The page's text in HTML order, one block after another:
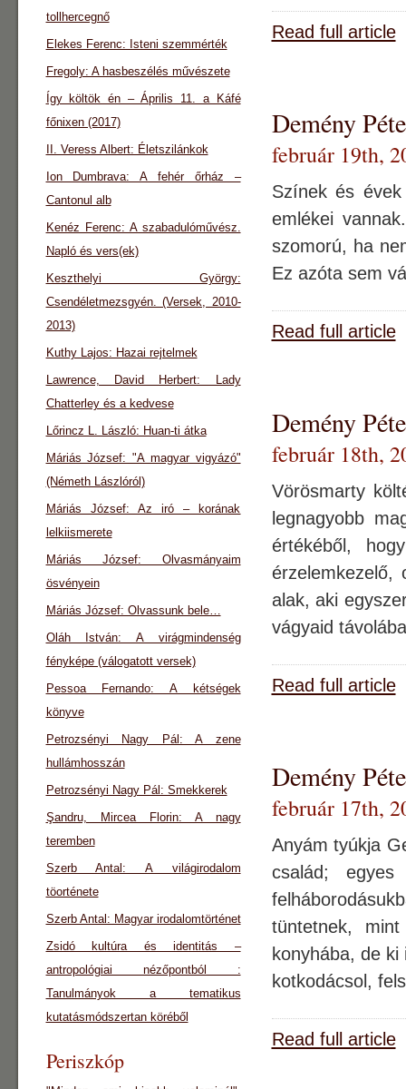
Read full article
Demény
február 19th,
Színek és
emlékei
szomorú, ha
Ez azóta sem
Read full article
Demény
február 18th,
Vörösmarty
legnagyobb
értékéből,
érzelemkezelő,
alak, aki
vágyaid
Read full article
Demény
február 17th,
Anyám tyúkja
család; egyes
tüntetnek,
konyhába, de
kotkodácsol,
Read full article
tollhercegnő
Elekes Ferenc: Isteni szemmérték
Fregoly: A hasbeszélés művészete
Így költök én – Április 11. a Káfé
főnixen (2017)
II. Veress Albert: Életszilánkok
Ion Dumbrava: A fehér őrház –
Cantonul alb
Kenéz Ferenc: A szabadulóművész.
Napló és vers(ek)
Keszthelyi György:
Csendéletmezsgyén. (Versek, 2010-
2013)
Kuthy Lajos: Hazai rejtelmek
Lawrence, David Herbert: Lady
Chatterley és a kedvese
Lőrincz L. László: Huan-ti átka
Máriás József: "A magyar vigyázó"
(Németh Lászlóról)
Máriás József: Az iró – korának
lelkiismerete
Máriás József: Olvasmányaim
ösvényein
Máriás József: Olvassunk bele…
Oláh István: A virágmindenség
fényképe (válogatott versek)
Pessoa Fernando: A kétségek
könyve
Petrozsényi Nagy Pál: A zene
hullámhosszán
Petrozsényi Nagy Pál: Smekkerek
Şandru, Mircea Florin: A nagy
teremben
Szerb Antal: A világirodalom
töorténete
Szerb Antal: Magyar irodalomtörténet
Zsidó kultúra és identitás –
antropológiai nézőpontból :
Tanulmányok a tematikus
kutatásmódszertan köréből
Periszkóp